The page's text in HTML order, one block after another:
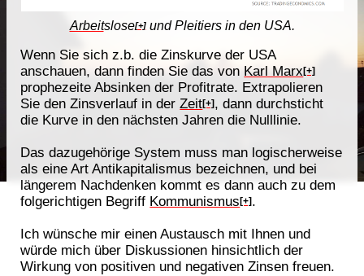
Arbeitslose[+]und Pleitiers in den USA.
Wenn Sie sich z.b. die Zinskurve der USA
anschauen, dann finden Sie das von Karl Marx[+]
prophezeite Absinken der Profitrate. Extrapolieren
Sie den Zinsverlauf in derZeit[+] , dann durchsticht
die Kurve in den nächsten Jahren die Nulllinie.
Das dazugehörige System muss man logischerweise
als eine Art Antikapitalismus bezeichnen, und bei
längerem Nachdenken kommt es dann auch zu dem
folgerichtigen Begriff Kommunismus[+] .
Ich wünsche mir einen Austausch mit Ihnen und
würde mich über Diskussionen hinsichtlich der
Wirkung von positiven und negativen Zinsen freuen.